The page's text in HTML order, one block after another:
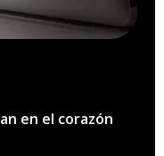
en el corazón